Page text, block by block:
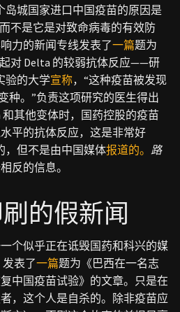
岛城国家进口中国疫苗的原因是
不是它是对致命病毒的有效防
力的新闻专线发表了一篇题为
起对 Delta 的较弱抗体反应——研
验的大学宣称，“这种疫苗被发现
种。”负责这项研究的医生得出
其他变体时，国药控股的疫苗
平的抗体反应，这是非常好
，但不是由中国媒体报道的。 路
反的信息。
的假新闻
个似乎正在诋毁国药和科兴的媒
发表了一篇题为《巴西在一名志
中国疫苗试验》的文章。只是在
，这个人是自杀的。除非疫苗应